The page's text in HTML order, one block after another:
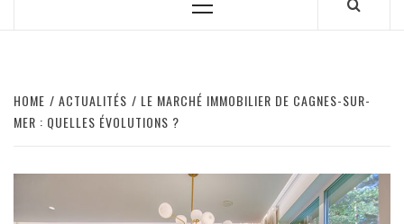
Primary
HOME ACTUALITÉS
LE MARCHÉ IMMOBILIER DE CAGNES-SUR-
MER : QUELLES ÉVOLUTIONS ?